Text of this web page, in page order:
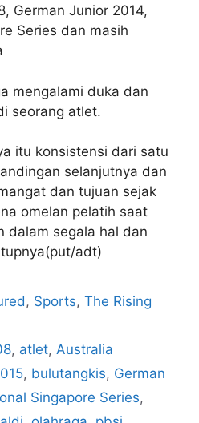
German Junior 2014,
Series dan masih
mengalami duka dan
seorang atlet.
itu konsistensi dari satu
selanjutnya dan
dan tujuan sejak
omelan pelatih saat
dalam segala hal dan
adt)
, Sports,The Rising
, atlet,Australia
, bulutangkis, German
Singapore Series,